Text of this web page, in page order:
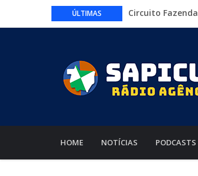
ÚLTIMAS
Circuito
agronegócio
nacionais
Lei torna mais
CAIXA e iFood
MAIN
NAVIGATION
HOME NOTÍCIAS PODCASTS